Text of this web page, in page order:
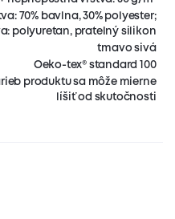
70% bavlna, 30% polyester;
polyuretan, pratelný silikon
tmavo sivá
Oeko-tex® standard 100
produktu sa môže mierne
líšiť od skutočnosti